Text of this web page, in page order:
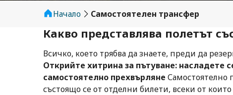
Начало Самостоятелен трансфер
Какво представлява полетът
Всичко, което трябва да знаете, преди да
Открийте хитрина за пътуване: насладете
самостоятелно прехвърляне Самостоятелно
състоящо се от отделни билети, всеки от